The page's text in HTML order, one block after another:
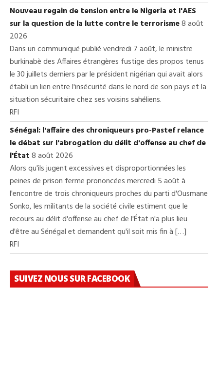
Nouveau regain de tension entre le Nigeria et l'AES
sur la question de la lutte contre le terrorisme8 août
2026
Dans un communiqué publié vendredi 7 août, le ministre
burkinabè des Affaires étrangères fustige des propos tenus
le 30 juillets derniers par le président nigérian qui avait alors
établi un lien entre l'insécurité dans le nord de son pays et la
situation sécuritaire chez ses voisins sahéliens.
RFI
Sénégal: l'affaire des chroniqueurs pro-Pastef relance
le débat sur l'abrogation du délit d'offense au chef de
l'État8 août 2026
Alors qu'ils jugent excessives et disproportionnées les
peines de prison ferme prononcées mercredi 5 août à
l'encontre de trois chroniqueurs proches du parti d'Ousmane
Sonko, les militants de la société civile estiment que le
recours au délit d'offense au chef de l'État n'a plus lieu
d'être au Sénégal et demandent qu'il soit mis fin à […]
RFI
SUIVEZ NOUS SUR FACEBOOK